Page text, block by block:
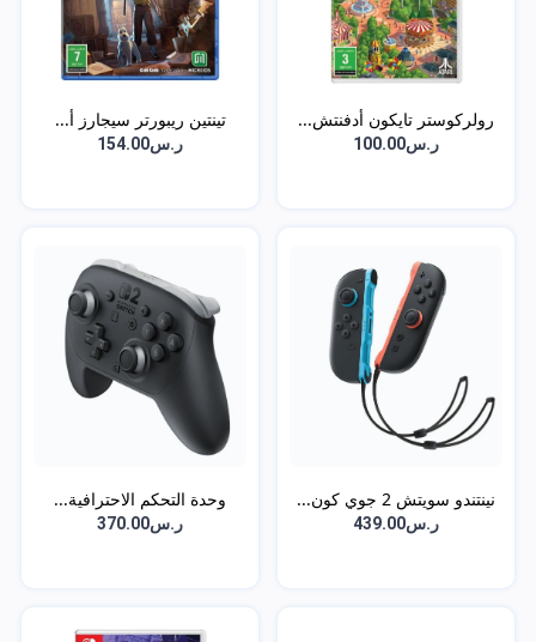
رولركوستر تايكون أدفنتش...
ر.س100.00
تينتين ريبورتر سيجارز أ...
ر.س154.00
نينتندو سويتش 2 جوي كون...
ر.س439.00
وحدة التحكم الاحترافية...
ر.س370.00